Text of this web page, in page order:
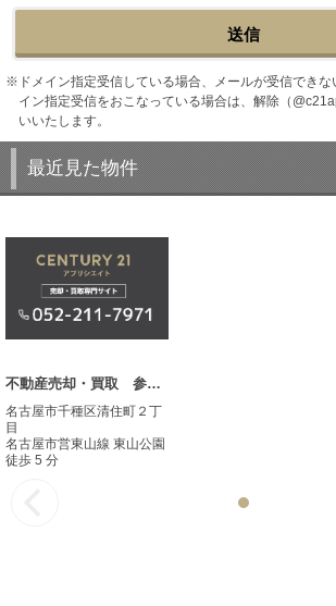
送信
ドメイン指定受信している場合、メールが受信でき
イン指定受信をおこなっている場合は、解除（
いいたします。
最近見た物件
不動産売却・買取 参考事例
名古屋市千種区清住町２丁
目
名古屋市営東山線 東山公園
徒歩 5 分